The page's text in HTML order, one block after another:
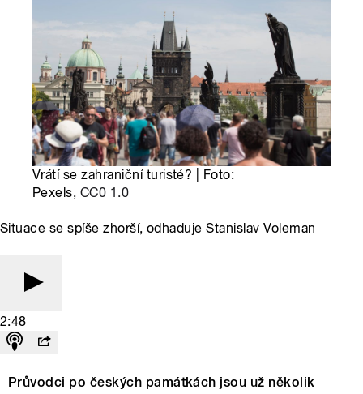
Vrátí se zahraniční turisté? | Foto:
Pexels, CC0 1.0
Situace se spíše zhorší, odhaduje Stanislav Voleman
2:48
Průvodci po českých památkách jsou už několik